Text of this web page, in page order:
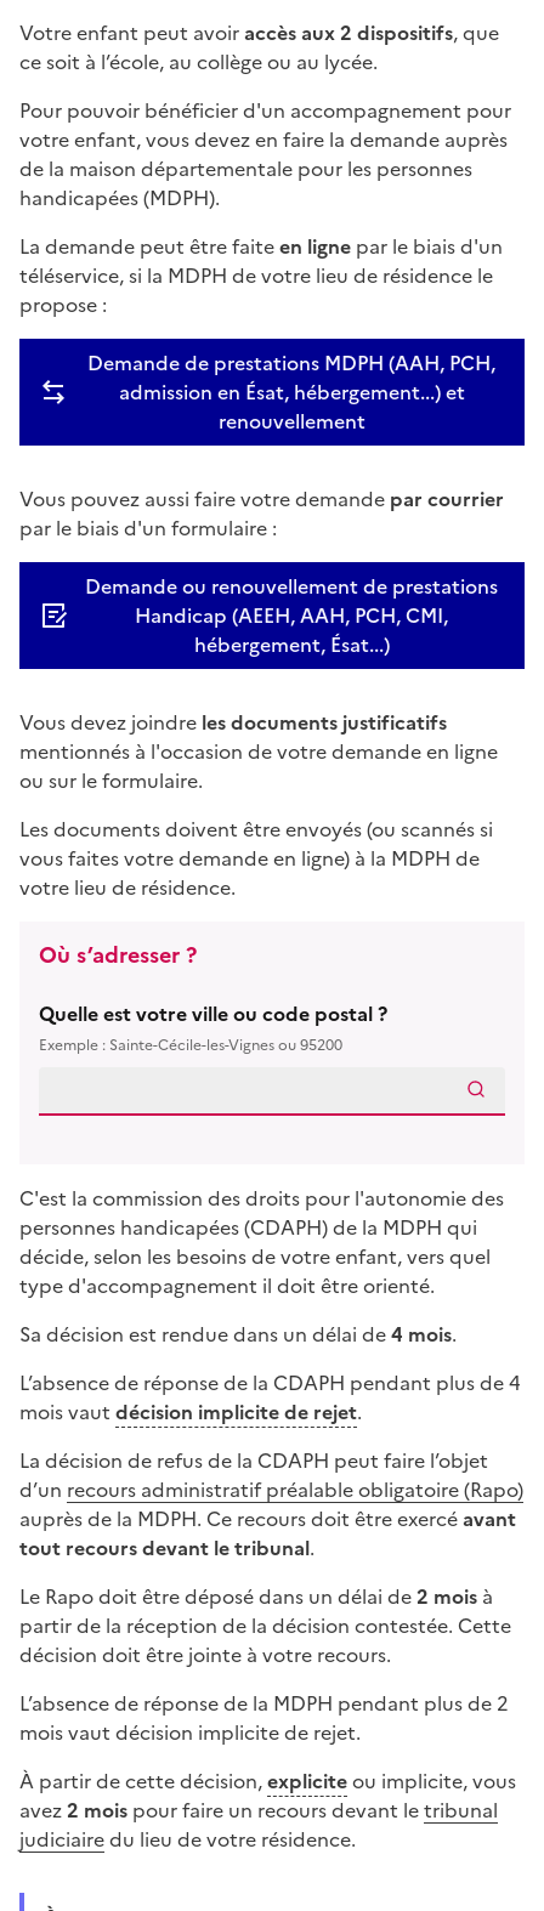
Votre enfant peut avoiraccès aux 2 dispositifs, que
ce soit à l’école, au collège ou au lycée.
Pour pouvoir bénéficier d'un accompagnement pour
votre enfant, vous devez en faire la demande auprès
de la maison départementale pour les personnes
handicapées (MDPH).
La demande peut être faiteen ligne par le biais d'un
téléservice, si la MDPH de votre lieu de résidence le
propose :
Demande de prestations MDPH (AAH, PCH,
admission en Ésat, hébergement...) et
renouvellement
Vous pouvez aussi faire votre demande par courrier
par le biais d'un formulaire :
Demande ou renouvellement de prestations
Handicap (AEEH, AAH, PCH, CMI,
hébergement, Ésat...)
Vous devez joindre les documents justificatifs
mentionnés à l'occasion de votre demande en ligne
ou sur le formulaire.
Les documents doivent être envoyés (ou scannés si
vous faites votre demande en ligne) à la MDPH de
votre lieu de résidence.
Où s’adresser ?
Quelle est votre ville ou code postal ?
Exemple : Sainte-Cécile-les-Vignes ou 95200
C'est la commission des droits pour l'autonomie des
personnes handicapées (CDAPH) de la MDPH qui
décide, selon les besoins de votre enfant, vers quel
type d'accompagnement il doit être orienté.
Sa décision est rendue dans un délai de4 mois.
L’absence de réponse de la CDAPH pendant plus de 4
mois vaut décision implicite de rejet.
La décision de refus de la CDAPH peut faire l’objet
d’un recours administratif préalable obligatoire (Rapo)
auprès de la MDPH. Ce recours doit être exercéavant
tout recours devant le tribunal.
Le Rapo doit être déposé dans un délai de2 mois à
partir de la réception de la décision contestée. Cette
décision doit être jointe à votre recours.
L’absence de réponse de la MDPH pendant plus de 2
mois vaut décision implicite de rejet.
À partir de cette décision,expliciteou implicite, vous
avez2 mois pour faire un recours devant letribunal
judiciairedu lieu de votre résidence.